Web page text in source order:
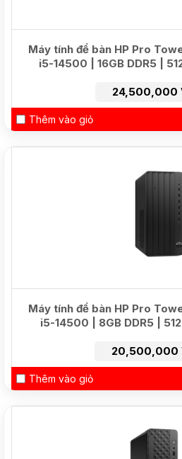
Máy tính để bàn HP Pro
i5-14500 | 16GB DDR5 |
24,500,000
Thêm vào giỏ
Máy tính để bàn HP Pro
i5-14500 | 8GB DDR5 |
20,500,000
Thêm vào giỏ